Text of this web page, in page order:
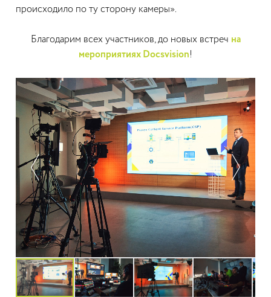
происходило по ту сторону камеры».
Благодарим всех участников, до новых встреч на
мероприятиях Docsvision!